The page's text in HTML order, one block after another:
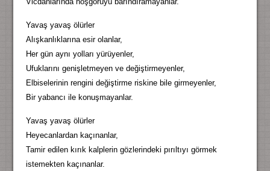
Yavaş yavaş ölürler
Alışkanlıklarına esir olanlar,
Her gün aynı yolları yürüyenler,
Ufuklarını genişletmeyen ve değiştirmeyenler,
Elbiselerinin rengini değiştirme riskine bile girmeyenler,
Bir yabancı ile konuşmayanlar.
Yavaş yavaş ölürler
Heyecanlardan kaçınanlar,
Tamir edilen kırık kalplerin gözlerindeki pırıltıyı görmek
istemekten kaçınanlar.